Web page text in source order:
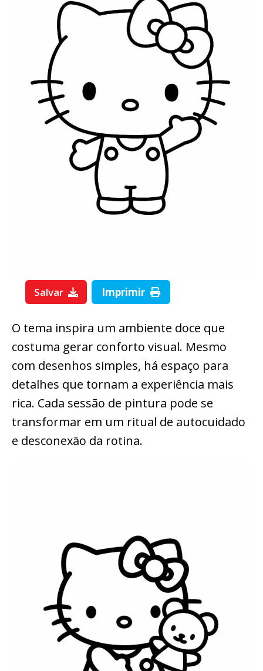
Salvar Imprimir
O tema inspira um ambiente doce que
costuma gerar conforto visual. Mesmo
com desenhos simples, há espaço para
detalhes que tornam a experiência mais
rica. Cada sessão de pintura pode se
transformar em um ritual de autocuidado
e desconexão da rotina.